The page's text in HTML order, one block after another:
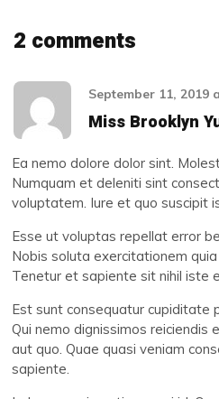
2 comments
September 11, 2019
Miss Brooklyn
Ea nemo dolore dolor sint.
Numquam et deleniti sint
voluptatem. Iure et quo suscipit
Esse ut voluptas repellat error
Nobis soluta exercitationem
Tenetur et sapiente sit nihil iste
Est sunt consequatur cupiditate
Qui nemo dignissimos reiciendis
aut quo. Quae quasi veniam
sapiente.